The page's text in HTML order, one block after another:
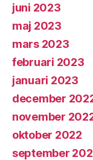
juni 2023
maj 2023
mars 2023
februari 2023
januari 2023
december
november
oktober 2022
september